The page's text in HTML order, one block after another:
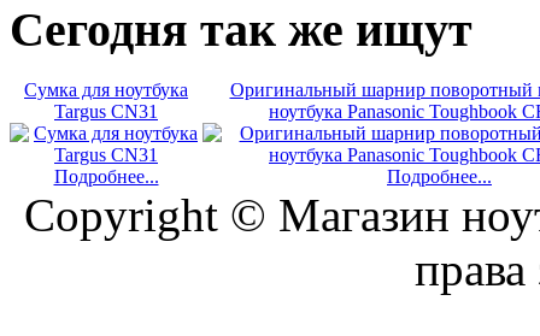
Сегодня так же ищут
Сумка для ноутбука
Targus CN31
Подробнее...
Оригинальный шарнир поворотный
ноутбука Panasonic Toughbook
Подробнее...
Copyright © Магазин